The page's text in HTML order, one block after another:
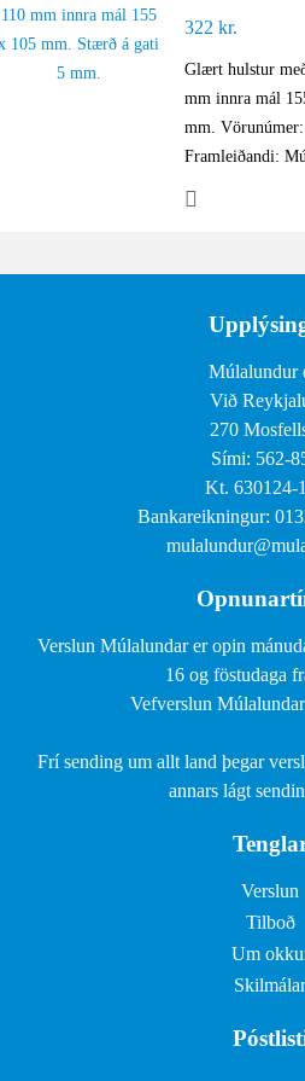
322kr.
Glært hulstur
mm innra mál
mm.
Framleiðandi:
Múlalundur
Við
270
Sími: 562-
Kt. 630124-
Bankareikningur:
Verslun Múlalundar er opin
16 og föstudaga
Vefverslun
Frí sending um allt land þegar
annars lágt
Verslun
Tilboð
Um
Skilmálar